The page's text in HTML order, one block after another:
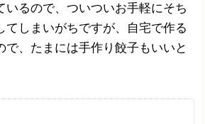
いるので、ついついお手軽にそち
てしまいがちですが、自宅で作る
で、たまには手作り餃子もいいと